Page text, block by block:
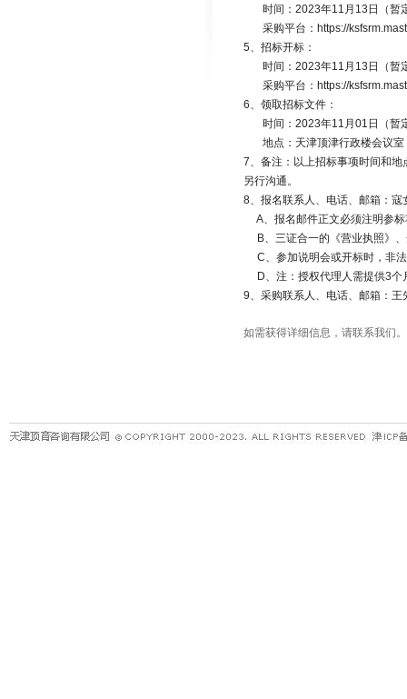
时间： 2023年11 月 13 日（暂
采购平台： https://
5、招标开标：
时间： 2023年11 月 13 日（暂
采购平台： https://
6、领取招标文件：
时间： 2023年11 月 01 日（暂
地点：天津顶津行政楼会议室
7、备注：以上招标事项时间和
另行沟通。
8、报名联系人、电话、邮箱：
A、报名邮件正文必须注明参
B、三证合一的《营业执照》
C、参加说明会或开标时，非
D、注：授权代理人需提供3个
9、采购联系人、电话、邮箱：王
如需获得详细信息，请联系我们。